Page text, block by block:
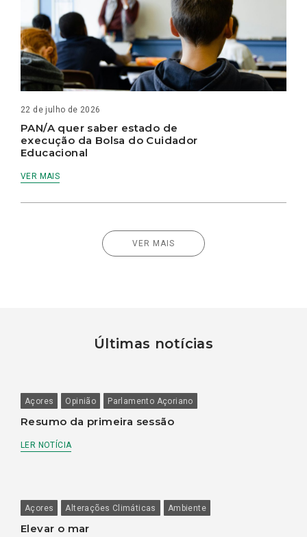
22 de julho de 2026
PAN/A quer saber estado de
execução da Bolsa do Cuidador
Educacional
VER MAIS
VER MAIS
Últimas notícias
Açores Opinião Parlamento Açoriano
Resumo da primeira sessão
LER NOTÍCIA
Açores Alterações Climáticas Ambiente
Elevar o mar